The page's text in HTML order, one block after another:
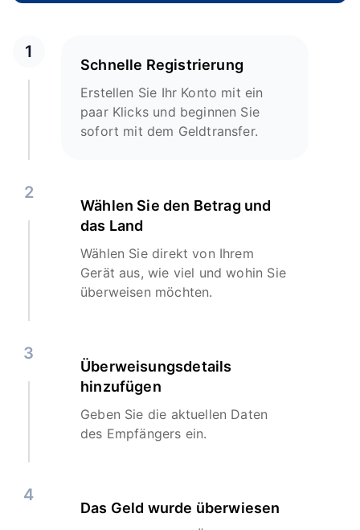
1
Schnelle Registrierung
Erstellen Sie Ihr Konto mit ein
paar Klicks und beginnen Sie
sofort mit dem Geldtransfer.
2
Wählen Sie den Betrag und
das Land
Wählen Sie direkt von Ihrem
Gerät aus, wie viel und wohin Sie
überweisen möchten.
3
Überweisungsdetails
hinzufügen
Geben Sie die aktuellen Daten
des Empfängers ein.
4
Das Geld wurde überwiesen